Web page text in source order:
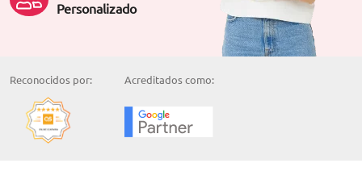
Personalizado
Reconocidos por: Acreditados como: